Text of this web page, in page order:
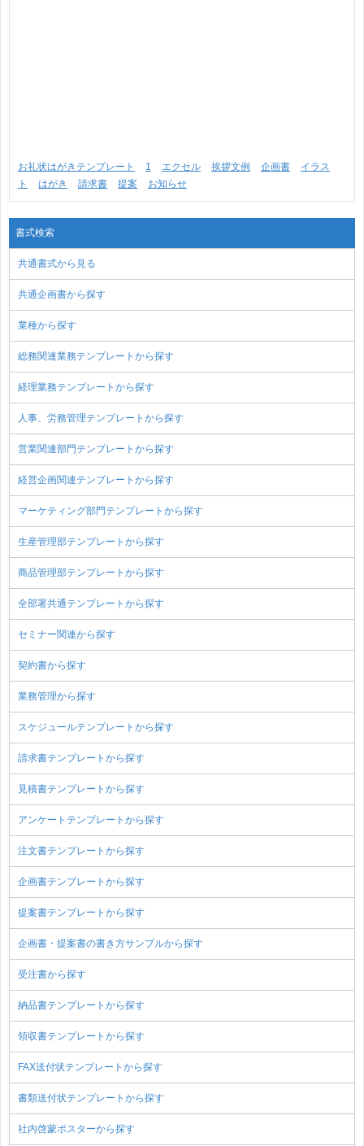
お礼状はがきテンプレート 1 エクセル 挨拶文例 企画書
イラス
ト
はがき 請求書 提案 お知らせ
書式検索
共通書式から見る
共通企画書から探す
業種から探す
総務関連業務テンプレートから探す
経理業務テンプレートから探す
人事、労務管理テンプレートから探す
営業関連部門テンプレートから探す
経営企画関連テンプレートから探す
マーケティング部門テンプレートから探す
生産管理部テンプレートから探す
商品管理部テンプレートから探す
全部署共通テンプレートから探す
セミナー関連から探す
契約書から探す
業務管理から探す
スケジュールテンプレートから探す
請求書テンプレートから探す
見積書テンプレートから探す
アンケートテンプレートから探す
注文書テンプレートから探す
企画書テンプレートから探す
提案書テンプレートから探す
企画書・提案書の書き方サンプルから探す
受注書から探す
納品書テンプレートから探す
領収書テンプレートから探す
FAX送付状テンプレートから探す
書類送付状テンプレートから探す
社内啓蒙ポスターから探す